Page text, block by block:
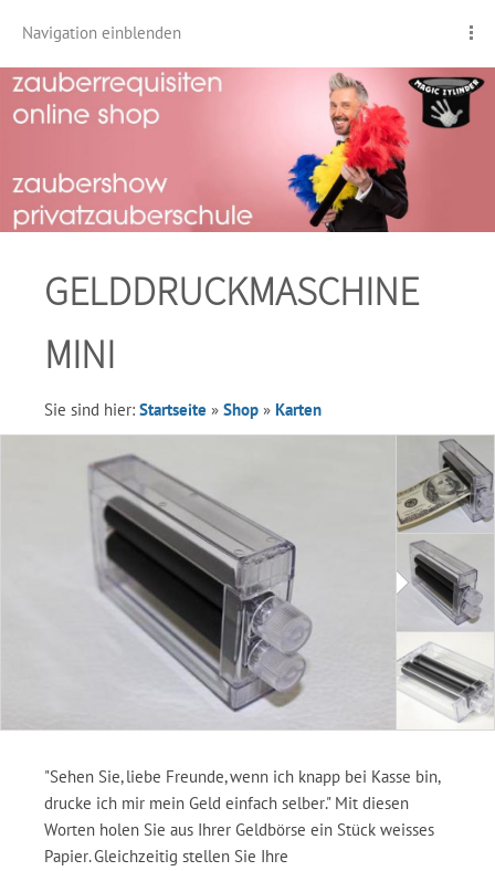
Navigation einblenden
GELDDRUCKMASCHINE
MINI
Sie sind hier: Startseite » Shop » Karten
"Sehen Sie, liebe Freunde, wenn ich knapp bei Kasse bin,
drucke ich mir mein Geld einfach selber." Mit diesen
Worten holen Sie aus Ihrer Geldbörse ein Stück weisses
Papier. Gleichzeitig stellen Sie Ihre